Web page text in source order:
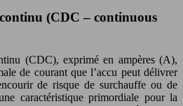
(CDC – continuous
(CDC), exprimé en ampères (A),
de courant que l’accu peut délivrer
de risque de surchauffe ou de
caractéristique primordiale pour la